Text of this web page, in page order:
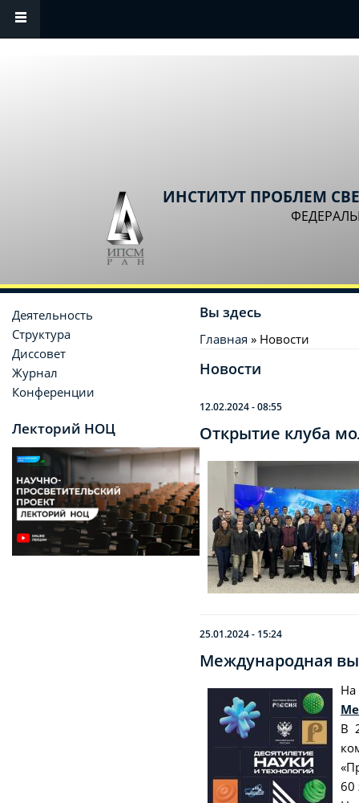
Перейти к основному содержанию
ИНСТИТУТ ПРОБЛЕМ
Вы здесь
Главная » Новости
Новости
12.02.2024 - 08:55
Открытие клуба
25.01.2024 - 15:24
Международная
В
60
Деятельность
Структура
Диссовет
Журнал
Конференции
Лекторий НОЦ